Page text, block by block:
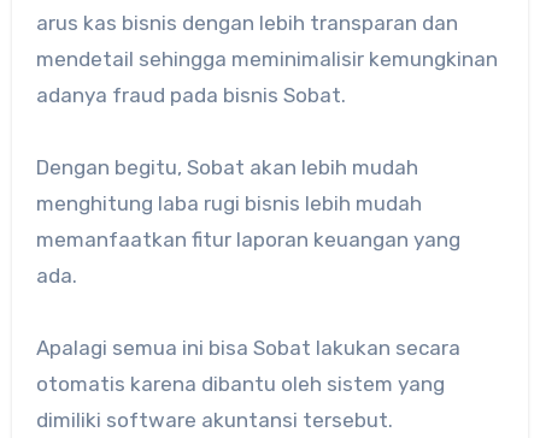
arus kas bisnis dengan lebih transparan dan
mendetail sehingga meminimalisir kemungkinan
adanya fraud pada bisnis Sobat.
Dengan begitu, Sobat akan lebih mudah
menghitung laba rugi bisnis lebih mudah
memanfaatkan fitur laporan keuangan yang
ada.
Apalagi semua ini bisa Sobat lakukan secara
otomatis karena dibantu oleh sistem yang
dimiliki software akuntansi tersebut.